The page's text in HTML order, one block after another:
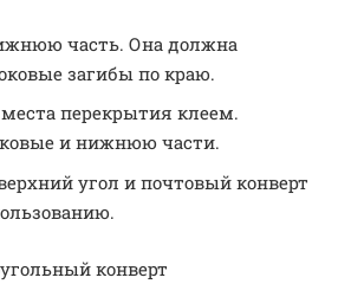
часть. Она должна
загибы по краю.
перекрытия клеем.
и нижнюю части.
угол и почтовый конверт
конверт